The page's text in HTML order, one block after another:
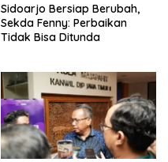
Sidoarjo Bersiap Berubah,
Sekda Fenny: Perbaikan
Tidak Bisa Ditunda